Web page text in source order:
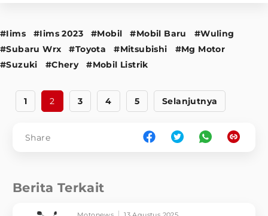
#Iims #Iims 2023 #Mobil #Mobil Baru
#Wuling
#Subaru Wrx
#Toyota #Mitsubishi
#Mg Motor
#Suzuki
#Chery #Mobil Listrik
1 2 3 4 5 Selanjutnya
Share
Berita Terkait